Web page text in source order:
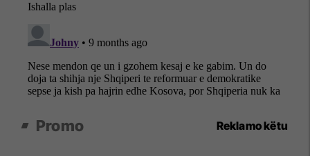
Promo Reklamo këtu